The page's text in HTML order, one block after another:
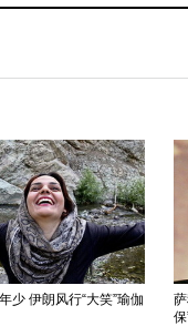
少 伊朗风行“大笑”瑜伽